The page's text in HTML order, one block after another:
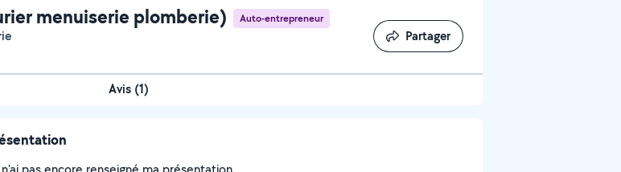
menuiserie plomberie) Auto-entrepreneur
Partager
Partager
Avis (1)